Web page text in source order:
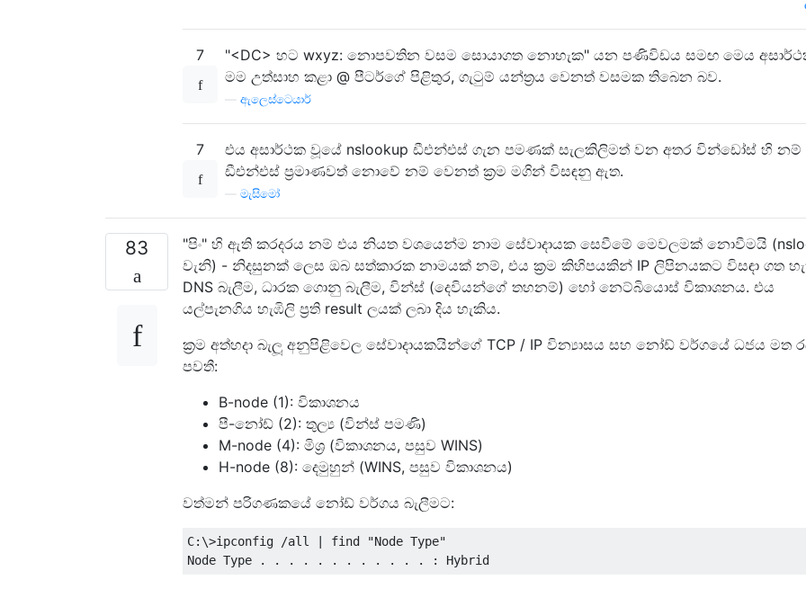
7
"<DC> හට wxyz: නොපවතින වසම සොයාගත නොහැක" යන පණිවිඩය සමඟ මෙය
මම උත්සාහ කළා @ පීටර්ගේ පිළිතුර, ගැටුම් යන්ත්‍රය වෙනත් වසමක තිබෙන බව.
ඇලෙස්ටෙයාර්
7
එය අසාර්ථක වූයේ nslookup ඩීඑන්එස් ගැන පමණක් සැලකිලිමත් වන අතර වින්ඩෝස් හි නම්
ඩීඑන්එස් ප්‍රමාණවත් නොවේ නම් වෙනත් ක්‍රම මගින් විසඳනු ඇත.
මැසිමෝ
83
"පිං" හි ඇති කරදරය නම් එය නියත වශයෙන්ම නාම සේවාදායක සෙවීමේ මෙවලමක් නොවීමයි
වැනි) - නිදසුනක් ලෙස ඔබ සත්කාරක නාමයක් නම්, එය ක්‍රම කිහිපයකින් IP ලිපිනයකට විසඳා ගත
DNS බැලීම, ධාරක ගොනු බැලීම, වින්ස් (දෙවියන්ගේ තහනම්) හෝ නෙට්බියොස් විකාශනය. එය
යල්පැනගිය හැඹිලි ප්‍රති result ලයක් ලබා දිය හැකිය.
ක්‍රම අත්හදා බැලූ අනුපිළිවෙල සේවාදායකයින්ගේ TCP / IP වින්‍යාසය සහ නෝඩ් වර්ගයේ ධජය මත
පවතී:
B-node (1): විකාශනය
පී-නෝඩ් (2): තුල්‍ය (වින්ස් පමණි)
M-node (4): මිශ්‍ර (විකාශනය, පසුව WINS)
H-node (8): දෙමුහුන් (WINS, පසුව විකාශනය)
වත්මන් පරිගණකයේ නෝඩ් වර්ගය බැලීමට:
C:\>ipconfig /all | find "Node Type"